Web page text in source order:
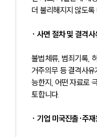
더 불리해지지 않도
· 사면 절차 및 결격
불법체류, 범죄기록,
거주의무 등 결격사
능한지, 어떤 자료로
토합니다.
· 기업 미국진출·주